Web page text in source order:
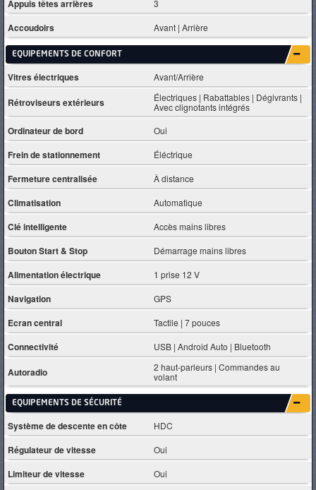
Appuis têtes arrières 3
Accoudoirs Avant | Arrière
EQUIPEMENTS DE CONFORT
Vitres électriques Avant/Arrière
Rétroviseurs extérieurs
Électriques | Rabattables | Dégivrants |
Avec clignotants intégrés
Ordinateur de bord Oui
Frein de stationnement Éléctrique
Fermeture centralisée À distance
Climatisation Automatique
Clé intelligente Accès mains libres
Bouton Start & Stop Démarrage mains libres
Alimentation électrique 1 prise 12 V
Navigation GPS
Ecran central Tactile | 7 pouces
Connectivité USB | Android Auto | Bluetooth
Autoradio
2 haut-parleurs | Commandes au
volant
EQUIPEMENTS DE SÉCURITÉ
Système de descente en côte HDC
Régulateur de vitesse Oui
Limiteur de vitesse Oui